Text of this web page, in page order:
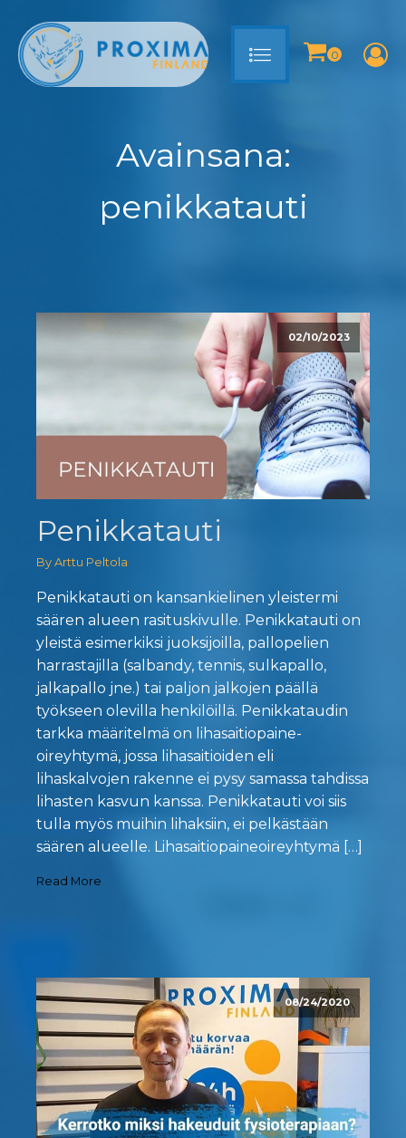
Avainsana:
penikkatauti
02/10/2023
Penikkatauti
By Arttu Peltola
Penikkatauti on kansankielinen yleistermi
säären alueen rasituskivulle. Penikkatauti on
yleistä esimerkiksi juoksijoilla, pallopelien
harrastajilla (salbandy, tennis, sulkapallo,
jalkapallo jne.) tai paljon jalkojen päällä
työkseen olevilla henkilöillä. Penikkataudin
tarkka määritelmä on lihasaitiopaine-
oireyhtymä, jossa lihasaitioiden eli
lihaskalvojen rakenne ei pysy samassa tahdissa
lihasten kasvun kanssa. Penikkatauti voi siis
tulla myös muihin lihaksiin, ei pelkästään
säären alueelle. Lihasaitiopaineoireyhtymä […]
Read More
08/24/2020